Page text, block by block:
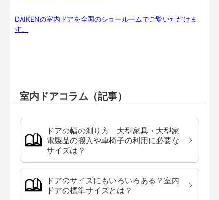
DAIKENの室内ドアを全国のショールームでご覧いただけま
す。
室内ドアコラム（記事）
ドアの幅の測り方 大型家具・大型家
電製品の搬入や車椅子の利用に必要な
サイズは？
ドアのサイズにもいろいろある？室内
ドアの標準サイズとは？